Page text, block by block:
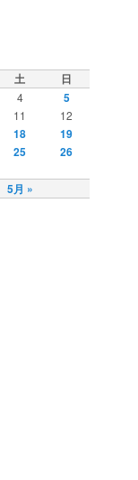
土 日
5月 »
4
5
11 12
18 19
25
26